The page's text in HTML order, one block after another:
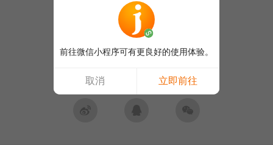
账号密码登录
合作网站账号登录
前往微信小程序可有更良好的使用体验。
取消 立即前往